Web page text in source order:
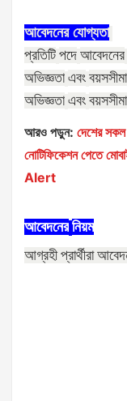
আবেদনের যোগ্যতা
প্রতিটি পদে আবেদনের
অভিজ্ঞতা এবং বয়সসীমা
অভিজ্ঞতা এবং
আরও পড়ুন: দেশের সকল
নোটিফিকেশন পেতে
Alert
আবেদনের নিয়ম
আগ্রহী প্রার্থীরা